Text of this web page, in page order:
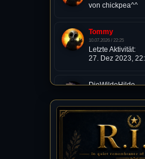
von chickpea^^
Tommy
10.07.2026 / 22:25
Letzte Aktivität:
27. Dez 2023,
DieWildeHilde
Happy Birthday
DieWildeHilde
10.07.2026 / 10:08
Hallo meine